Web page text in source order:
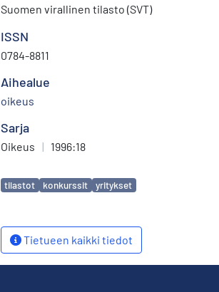
Suomen virallinen tilasto (SVT)
ISSN
0784-8811
Aihealue
oikeus
Sarja
Oikeus | 1996:18
Avainsanat
tilastot konkurssit yritykset
Tietueen kaikki tiedot